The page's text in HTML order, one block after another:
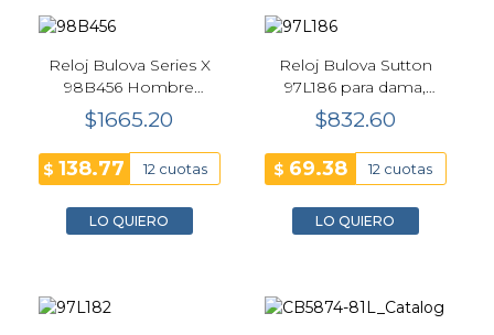
Reloj Bulova Series X
98B456 Hombre
Precisionist 42 mm
$1665.20
$138.77 12 cuotas
LO QUIERO
Reloj Bulova Sutton
97L186 para dama,
cuarzo 25 mm esfera
blanca
$832.60
$ 69.38 12 cuotas
LO QUIERO